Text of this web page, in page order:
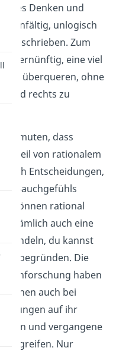
Denken und
einfältig, unlogisch
beschrieben. Zum
unvernünftig, eine viel
zu überqueren, ohne
und rechts zu
vermuten, dass
von rationalem
auch Entscheidungen,
Bauchgefühls
können rational
nämlich auch eine
Handeln, du kannst
begründen. Die
Hirnforschung haben
auch bei
auf ihr
und vergangene
Nur